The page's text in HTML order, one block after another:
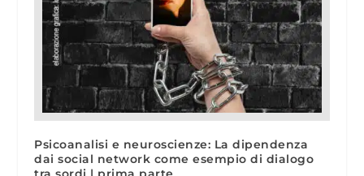
Psicoanalisi e neuroscienze: La dipendenza
dai social network come esempio di dialogo